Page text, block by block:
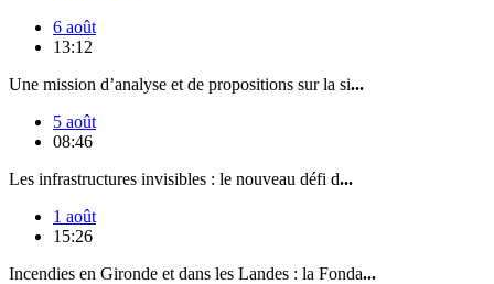
6 août
13:12
Une mission d’analyse et de propositions sur la si...
5 août
08:46
Les infrastructures invisibles : le nouveau défi d...
1 août
15:26
Incendies en Gironde et dans les Landes : la Fonda...